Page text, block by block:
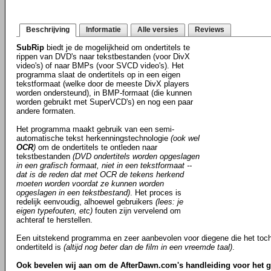
Beschrijving Informatie Alle versies Reviews
SubRip biedt je de mogelijkheid om ondertitels te
rippen van DVD's naar tekstbestanden (voor DivX
video's) of naar BMPs (voor SVCD video's). Het
programma slaat de ondertitels op in een eigen
tekstformaat (welke door de meeste DivX players
worden ondersteund), in BMP-formaat (die kunnen
worden gebruikt met SuperVCD's) en nog een paar
andere formaten.
Het programma maakt gebruik van een semi-
automatische tekst herkenningstechnologie (ook wel
OCR) om de ondertitels te ontleden naar
tekstbestanden (DVD ondertitels worden opgeslagen
in een grafisch formaat, niet in een tekstformaat --
dat is de reden dat met OCR de tekens herkend
moeten worden voordat ze kunnen worden
opgeslagen in een tekstbestand). Het proces is
redelijk eenvoudig, alhoewel gebruikers (lees: je
eigen typefouten, etc) fouten zijn vervelend om
achteraf te herstellen.
Een uitstekend programma en zeer aanbevolen voor diegene die het
ondertiteld is (altijd nog beter dan de film in een vreemde taal).
Ook bevelen wij aan om de AfterDawn.com's handleiding voor het